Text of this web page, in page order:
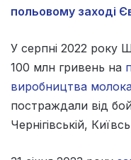
польовому заході
У серпні 2022 року
100 млн гривень на
виробництва
постраждали від
Чернігівській,